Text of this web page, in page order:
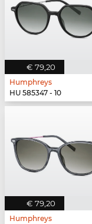
€ 79,20
Humphreys
HU 585347 - 10
€ 79,20
Humphreys